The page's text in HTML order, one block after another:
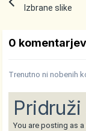
Izbrane slike
0 komentarjev
Trenutno ni nobenih
You are posting as a